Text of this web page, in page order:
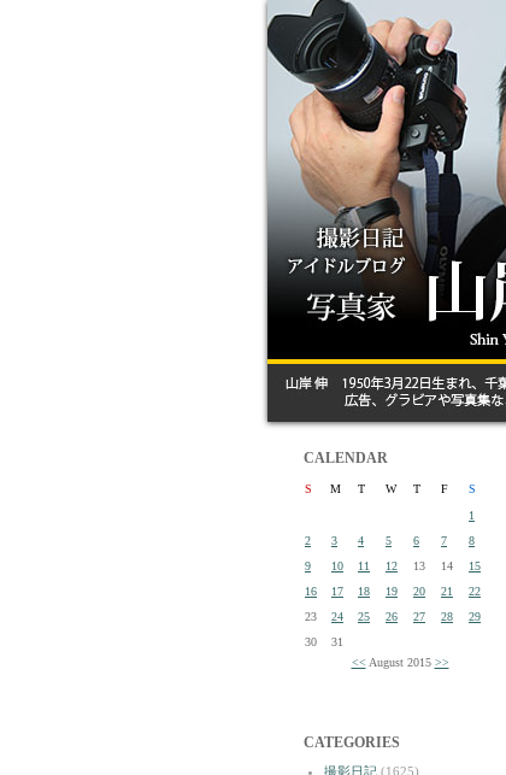
CALENDAR
S M T W T F
S
1
2
3 4 5 6 7
8
9
10 11 12 13 14
15
16
17 18 19 20 21
22
23
24 25 26 27 28
29
30
31
<< August 2015 >>
CATEGORIES
撮影日記 (1625)